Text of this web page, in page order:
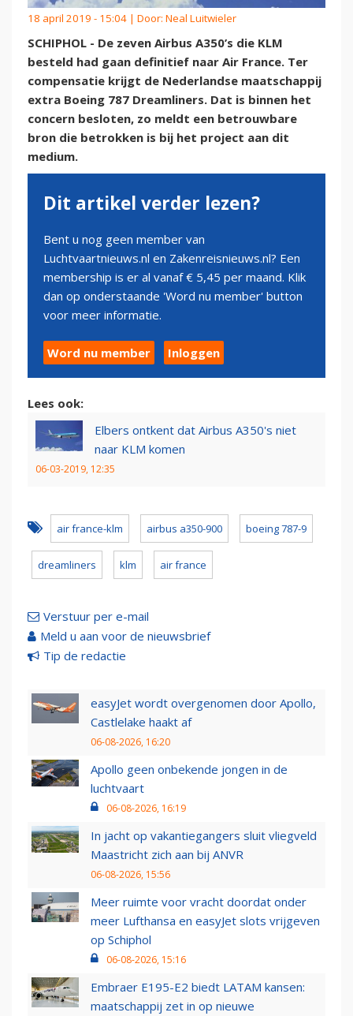
18 april 2019 - 15:04 | Door: Neal Luitwieler
SCHIPHOL - De zeven Airbus A350’s die KLM
besteld had gaan definitief naar Air France. Ter
compensatie krijgt de Nederlandse maatschappij
extra Boeing 787 Dreamliners. Dat is binnen het
concern besloten, zo meldt een betrouwbare
bron die betrokken is bij het project aan dit
medium.
Dit artikel verder lezen?
Bent u nog geen member van
Luchtvaartnieuws.nl en Zakenreisnieuws.nl? Een
membership is er al vanaf € 5,45 per maand. Klik
dan op onderstaande 'Word nu member' button
voor meer informatie.
Word nu member Inloggen
Lees ook:
Elbers ontkent dat Airbus A350's niet
naar KLM komen
06-03-2019, 12:35
air france-klm airbus a350-900 boeing 787-9
dreamliners klm air france
Verstuur per e-mail
Meld u aan voor de nieuwsbrief
Tip de redactie
easyJet wordt overgenomen door Apollo,
Castlelake haakt af
06-08-2026, 16:20
Apollo geen onbekende jongen in de
luchtvaart
06-08-2026, 16:19
In jacht op vakantiegangers sluit vliegveld
Maastricht zich aan bij ANVR
06-08-2026, 15:56
Meer ruimte voor vracht doordat onder
meer Lufthansa en easyJet slots vrijgeven
op Schiphol
06-08-2026, 15:16
Embraer E195-E2 biedt LATAM kansen:
maatschappij zet in op nieuwe